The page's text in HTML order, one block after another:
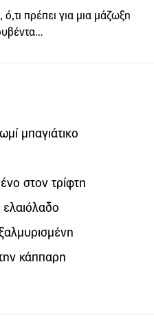
μπαγιάτικο
στον τρίφτη
ελαιόλαδο
κάππαρη
, ό,τι πρέπει για μια μάζωξη